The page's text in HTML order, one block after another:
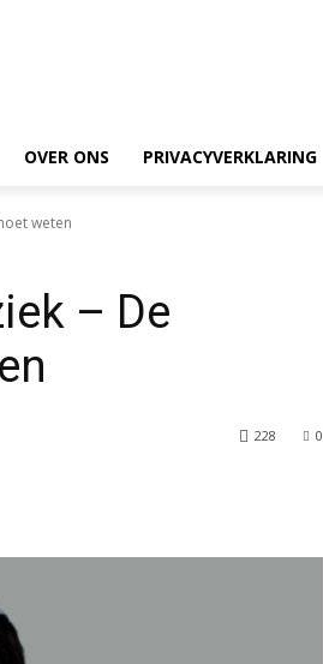
OVER ONS PRIVACYVERKLARING
weten
– De
0
228